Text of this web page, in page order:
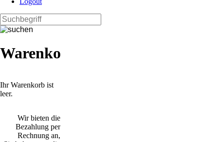
Warenkorb
Ihr Warenkorb ist
leer.
Wir bieten die
Bezahlung per
Rechnung an,